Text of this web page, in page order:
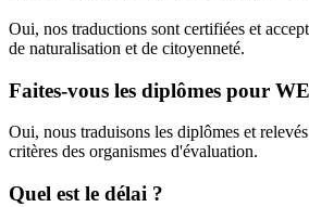
Oui, nos traductions sont certifiées et
de naturalisation et de citoyenneté.
Faites-vous les diplômes pour
Oui, nous traduisons les diplômes et
critères des organismes d'évaluation.
Quel est le délai ?